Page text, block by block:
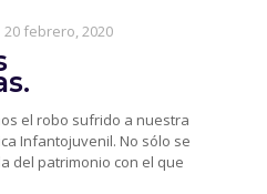
20 febrero, 2020
el robo sufrido a nuestra
Infantojuvenil. No sólo se
del patrimonio con el que